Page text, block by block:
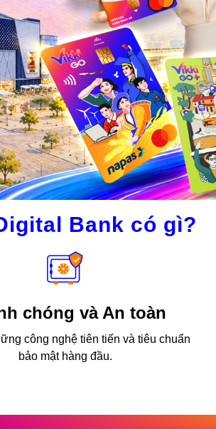
Bank có gì?
chóng và An toàn
công nghệ tiên tiến và tiêu chuẩn
bảo mật hàng đầu.